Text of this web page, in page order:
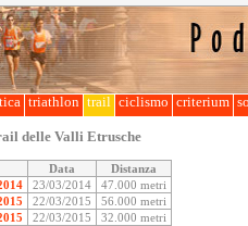
triathlon trail ciclismo criterium
delle Valli Etrusche
Data
Distanza
23/03/2014
47.000 metri
22/03/2015
56.000 metri
22/03/2015
32.000 metri